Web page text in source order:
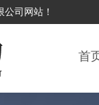
司网站！
首